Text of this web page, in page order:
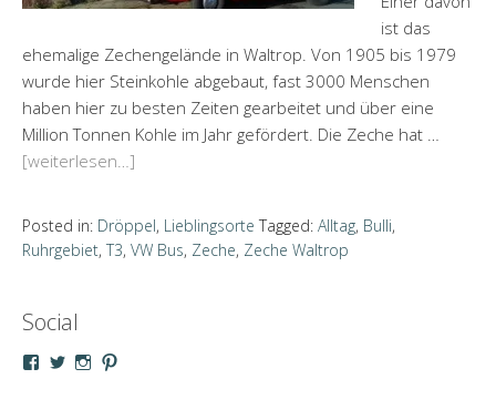
ist das
ehemalige Zechengelände in Waltrop. Von 1905 bis 1979
wurde hier Steinkohle abgebaut, fast 3000 Menschen
haben hier zu besten Zeiten gearbeitet und über eine
Million Tonnen Kohle im Jahr gefördert. Die Zeche hat …
[weiterlesen…]
Posted in: Dröppel, Lieblingsorte Tagged: Alltag, Bulli,
Ruhrgebiet, T3, VW Bus, Zeche, Zeche Waltrop
Social
ProfilProfilProfilProfil